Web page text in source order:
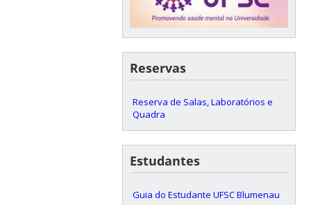
Reservas
Reserva de Salas, Laboratórios e
Quadra
Estudantes
Guia do Estudante UFSC Blumenau